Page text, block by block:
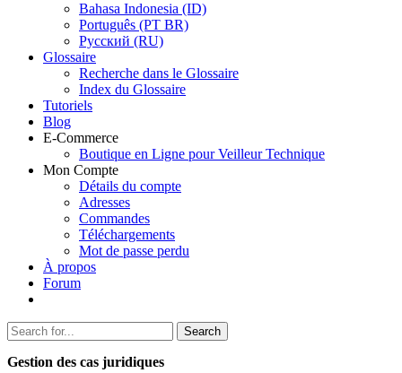
Bahasa Indonesia (ID)
Português (PT BR)
Pусский (RU)
Glossaire
Recherche dans le Glossaire
Index du Glossaire
Tutoriels
Blog
E-Commerce
Boutique en Ligne pour Veilleur Technique
Mon Compte
Détails du compte
Adresses
Commandes
Téléchargements
Mot de passe perdu
À propos
Forum
Search
Search
for:
Gestion des cas juridiques